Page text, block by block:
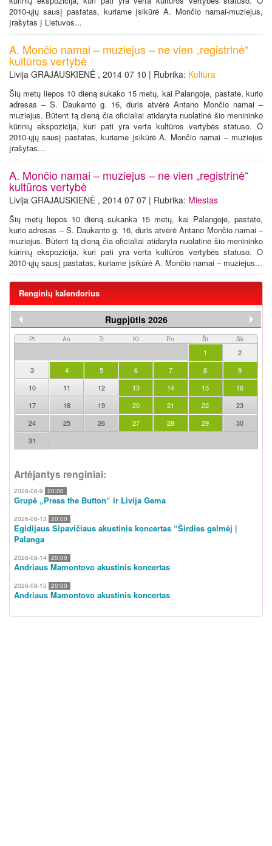
2010-ųjų sausį pastatas, kuriame įsikūrė A. Mončio namai-muziejus,
įrašytas į Lietuvos...
A. Mončio namai – muziejus – ne vien „registrinė“
kultūros vertybė
Livija GRAJAUSKIENĖ , 2014 07 10 | Rubrika: Kultūra
Šių metų liepos 10 dieną sukako 15 metų, kai Palangoje, pastate, kurio
adresas – S. Daukanto g. 16, duris atvėrė Antano Mončio namai –
muziejus. Būtent tą dieną čia oficialiai atidaryta nuolatinė šio menininko
kūrinių ekspozicija, kuri pati yra verta kultūros vertybės statuso. O
2010-ųjų sausį pastatas, kuriame įsikūrė A. Mončio namai – muziejus
įrašytas...
A. Mončio namai – muziejus – ne vien „registrinė“
kultūros vertybė
Livija GRAJAUSKIENĖ , 2014 07 07 | Rubrika: Miestas
Šių metų liepos 10 dieną sukanka 15 metų, kai Palangoje, pastate,
kurio adresas – S. Daukanto g. 16, duris atvėrė Antano Mončio namai –
muziejus. Būtent tą dieną čia oficialiai atidaryta nuolatinė šio menininko
kūrinių ekspozicija, kuri pati yra verta kultūros vertybės statuso. O
2010-ųjų sausį pastatas, kuriame įsikūrė A. Mončio namai – muziejus...
Renginių kalendorius
Rugpjūtis 2026
Pi An Tr Kt Pn Št Sk
1
2
3
4 5 6 7 8
9
10
11 12 13 14 15
16
17
18 19 20 21 22
23
24
25 26 27 28 29
30
31
Artėjantys renginiai:
2026-08-9 20:00
Grupė „Press the Button“ ir Livija Gema
2026-08-13 20:00
Egidijaus Sipavičiaus akustinis koncertas “Širdies gelmėj |
Palanga
2026-08-14 20:00
Andriaus Mamontovo akustinis koncertas
2026-08-15 20:00
Andriaus Mamontovo akustinis koncertas